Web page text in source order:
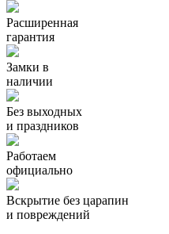
Расширенная
гарантия
Замки в
наличии
Без выходных
и праздников
Работаем
официально
Вскрытие без царапин
и повреждений